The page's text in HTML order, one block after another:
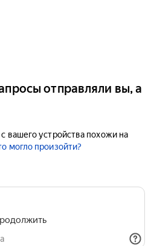
отправляли вы, а
вашего устройства похожи на
могло произойти?